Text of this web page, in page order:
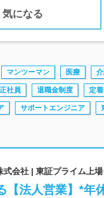
気になる
マンツーマン 医療
正社員 退職金制度 定
サポートエンジニア
会社 | 東証プライム上
【法人営業】*年